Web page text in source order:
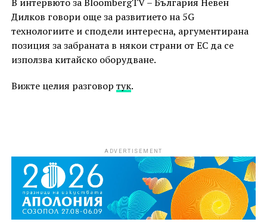
Дилков говори още за развитието на 5G
технологиите и сподели интересна, аргументирана
позиция за забраната в някои страни от ЕС да се
използва китайско оборудване.
Вижте целия разговор тук.
ADVERTISEMENT